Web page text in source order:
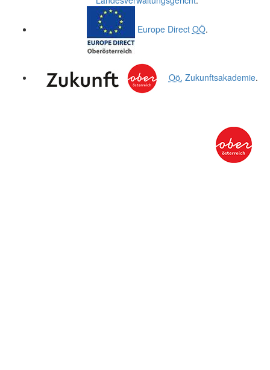
Europe Direct OÖ.
Oö. Zukunftsakademie.